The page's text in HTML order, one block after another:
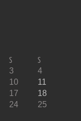
S S
3
4
10
11
17
18
24
25